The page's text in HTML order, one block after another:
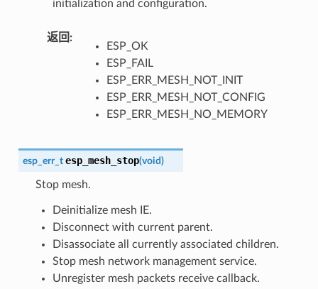
initialization and configuration.
返回 :
ESP_OK
ESP_FAIL
ESP_ERR_MESH_NOT_INIT
ESP_ERR_MESH_NOT_CONFIG
ESP_ERR_MESH_NO_MEMORY
esp_err_t esp_mesh_stop(void)
Stop mesh.
Deinitialize mesh IE.
Disconnect with current parent.
Disassociate all currently associated children.
Stop mesh network management service.
Unregister mesh packets receive callback.